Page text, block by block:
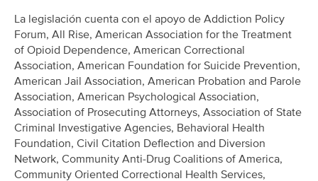
La legislación cuenta con el apoyo de Addiction Policy
Forum, All Rise, American Association for the Treatment
of Opioid Dependence, American Correctional
Association, American Foundation for Suicide Prevention,
American Jail Association, American Probation and Parole
Association, American Psychological Association,
Association of Prosecuting Attorneys, Association of State
Criminal Investigative Agencies, Behavioral Health
Foundation, Civil Citation Deflection and Diversion
Network, Community Anti-Drug Coalitions of America,
Community Oriented Correctional Health Services,